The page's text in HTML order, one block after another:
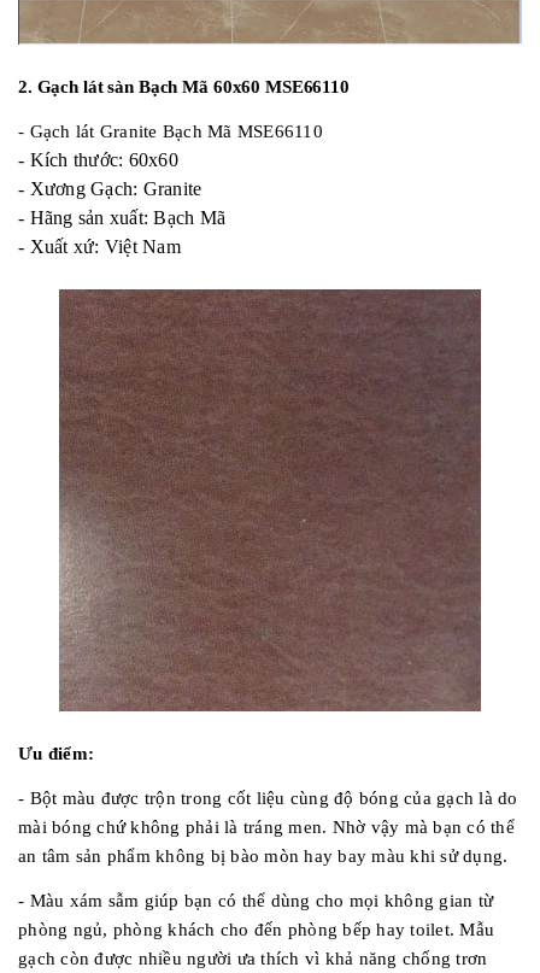
2. Gạch lát sàn Bạch Mã 60x60 MSE66110
- Gạch lát Granite Bạch Mã MSE66110
- Kích thước: 60x60
- Xương Gạch: Granite
- Hãng sản xuất: Bạch Mã
- Xuất xứ: Việt Nam
Ưu điểm:
- Bột màu được trộn trong cốt liệu cùng độ bóng của gạch là do
mài bóng chứ không phải là tráng men. Nhờ vậy mà bạn có thể
an tâm sản phẩm không bị bào mòn hay bay màu khi sử dụng.
- Màu xám sẫm giúp bạn có thể dùng cho mọi không gian từ
phòng ngủ, phòng khách cho đến phòng bếp hay toilet. Mẫu
gạch còn được nhiều người ưa thích vì khả năng chống trơn